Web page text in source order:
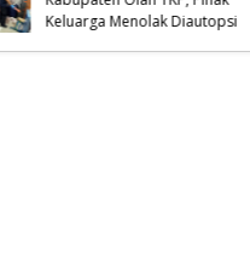
Disita